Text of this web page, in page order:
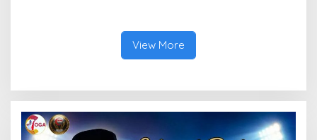
View More